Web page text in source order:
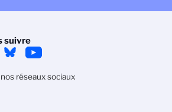
suivre
réseaux sociaux